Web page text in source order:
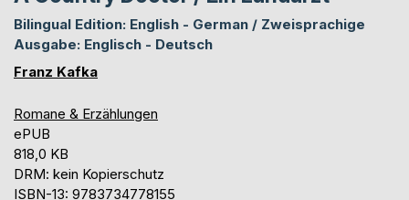
Bilingual Edition: English - German / Zweisprachige
Ausgabe: Englisch - Deutsch
Franz Kafka
Romane & Erzählungen
ePUB
818,0 KB
DRM: kein Kopierschutz
ISBN-13: 9783734778155